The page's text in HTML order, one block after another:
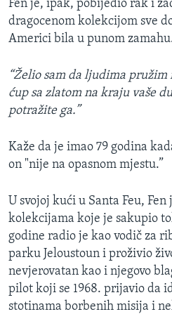
Fen je, ipak, pobijedio rak i
dragocenom kolekcijom sve
Americi bila u punom
“Želio sam da ljudima
ćup sa zlatom na kraju vaše
potražite ga.”
Kaže da je imao 79 godina
on "nije na opasnom mjestu.”
U svojoj kući u Santa Feu,
kolekcijama koje je sakupio
godine radio je kao vodič za
parku Jeloustoun i proživio
nevjerovatan kao i njegovo
pilot koji se 1968. prijavio da
stotinama borbenih misija i